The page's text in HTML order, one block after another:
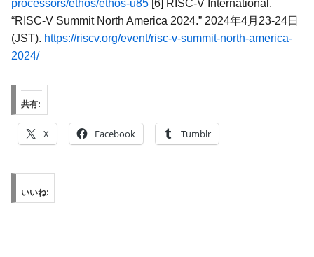
processors/ethos/ethos-u85 [6] RISC-V International.
“RISC-V Summit North America 2024.” 2024年4月23-24日
(JST). https://riscv.org/event/risc-v-summit-north-america-
2024/
共有:
X Facebook Tumblr
いいね: